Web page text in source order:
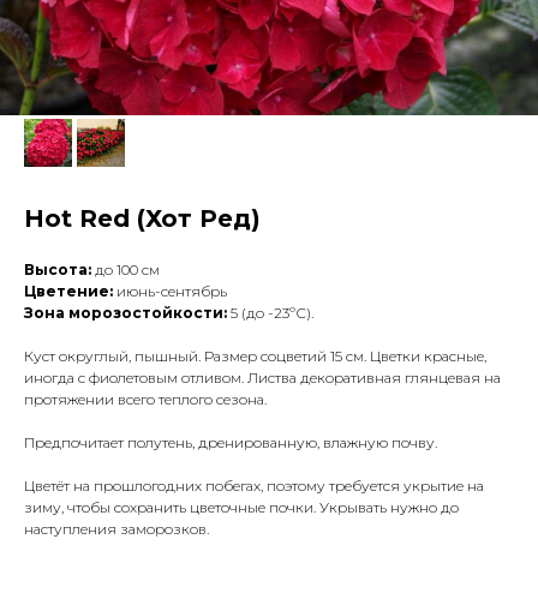
Hot Red (Хот Ред)
Высота: до 100 см
Цветение: июнь-сентябрь
Зона морозостойкости: 5 (до -23ºС).
Куст округлый, пышный. Размер соцветий 15 см. Цветки красные,
иногда с фиолетовым отливом. Листва декоративная глянцевая на
протяжении всего теплого сезона.
Предпочитает полутень, дренированную, влажную почву.
Цветёт на прошлогодних побегах, поэтому требуется укрытие на
зиму, чтобы сохранить цветочные почки. Укрывать нужно до
наступления заморозков.